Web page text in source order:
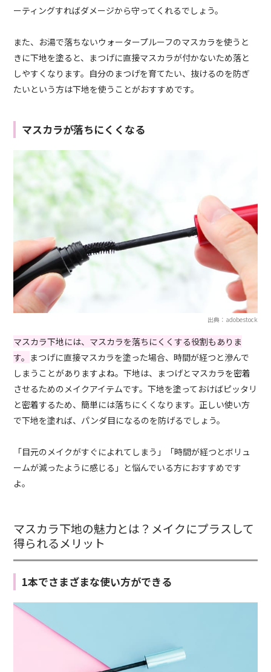
ーティングすればダメージから守ってくれるでしょう。
また、お湯で落ちないウォータープルーフのマスカラを使うと
きに下地を塗ると、まつげに直接マスカラが付かないため落と
しやすくなり ます。自分のまつげを育てたい、抜けるのを防ぎ
たいという方は下地を使うことがおすすめです。
マスカラが落ちにくくなる
出典：adobestock
マスカラ下地には、マスカラを落ちにくくする役割もありま
す。 まつげに直接マスカラを塗った場合、時間が経つと滲んで
しまうことがありますよね。下地は、まつげとマスカラを密着
させるためのメイクアイテムです。下地を塗っておけばピッタリ
と密着するため、簡単には落ちにくくなります。正しい使い方
で下地を塗れば、パンダ目になるのを防げるでしょう。
「目元のメイクがすぐによれてしまう」「時間が経つとボリュ
ームが減ったように感じる」と悩んでいる方におすすめです
よ。
マスカラ下地の魅力とは？メイクにプラスして
得られるメリット
1本でさまざまな使い方ができる